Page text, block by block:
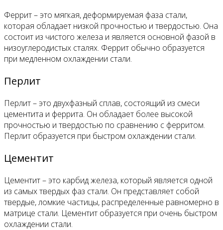
Феррит – это мягкая, деформируемая фаза стали,
которая обладает низкой прочностью и твердостью. Она
состоит из чистого железа и является основной фазой в
низоуглеродистых сталях. Феррит обычно образуется
при медленном охлаждении стали.
Перлит
Перлит – это двухфазный сплав, состоящий из смеси
цементита и феррита. Он обладает более высокой
прочностью и твердостью по сравнению с ферритом.
Перлит образуется при быстром охлаждении стали.
Цементит
Цементит – это карбид железа, который является одной
из самых твердых фаз стали. Он представляет собой
твердые, ломкие частицы, распределенные равномерно в
матрице стали. Цементит образуется при очень быстром
охлаждении стали.